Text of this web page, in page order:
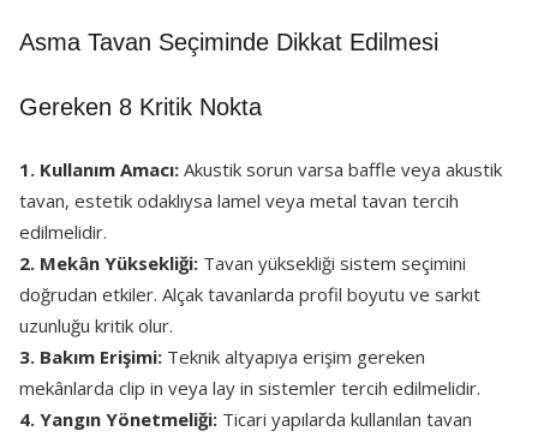
Asma Tavan Seçiminde Dikkat Edilmesi
Gereken 8 Kritik Nokta
1. Kullanım Amacı: Akustik sorun varsa baffle veya akustik
tavan, estetik odaklıysa lamel veya metal tavan tercih
edilmelidir.
2. Mekân Yüksekliği: Tavan yüksekliği sistem seçimini
doğrudan etkiler. Alçak tavanlarda profil boyutu ve sarkıt
uzunluğu kritik olur.
3. Bakım Erişimi: Teknik altyapıya erişim gereken
mekânlarda clip in veya lay in sistemler tercih edilmelidir.
4. Yangın Yönetmeliği: Ticari yapılarda kullanılan tavan